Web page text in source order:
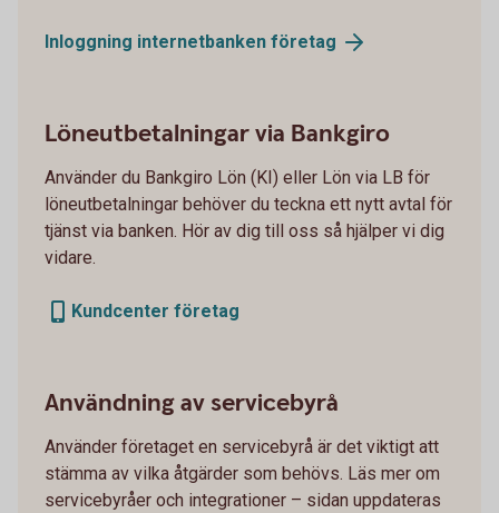
Inloggning internetbanken företag
Löneutbetalningar via Bankgiro
Använder du Bankgiro Lön (KI) eller Lön via LB för
löneutbetalningar behöver du teckna ett nytt avtal för
tjänst via banken. Hör av dig till oss så hjälper vi dig
vidare.
Kundcenter företag
Användning av servicebyrå
Använder företaget en servicebyrå är det viktigt att
stämma av vilka åtgärder som behövs. Läs mer om
servicebyråer och integrationer – sidan uppdateras